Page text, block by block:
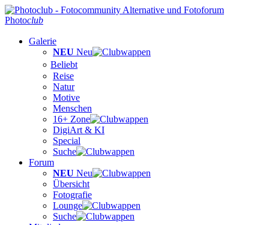
Photoclub
Galerie
NEU Neu
Beliebt
Reise
Natur
Motive
Menschen
16+ Zone
DigiArt & KI
Special
Suche
Forum
NEU Neu
Übersicht
Fotografie
Lounge
Suche